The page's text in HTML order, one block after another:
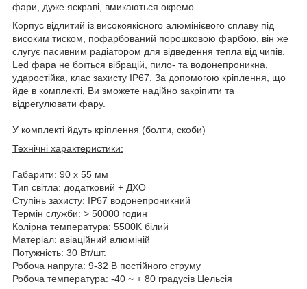
фари, дуже яскраві, вмикаються окремо.
Корпус відлитий із високоякісного алюмінієвого сплаву під
високим тиском, пофарбований порошковою фарбою, він же
слугує пасивним радіатором для відведення тепла від чипів.
Led фара не боїться вібрацій, пило- та водонепроникна,
ударостійка, клас захисту IP67. За допомогою кріплення, що
йде в комплекті, Ви зможете надійно закріпити та
відрегулювати фару.
У комплекті йдуть кріплення (болти, скоби)
Технічні характеристики:
Габарити: 90 х 55 мм
Тип світла: додатковий + ДХО
Ступінь захисту: IP67 водонепроникний
Термін служби: > 50000 годин
Колірна температура: 5500K білий
Матеріал: авіаційний алюміній
Потужність: 30 Вт/шт.
Робоча напруга: 9-32 В постійного струму
Робоча температура: -40 ~ + 80 градусів Цельсія